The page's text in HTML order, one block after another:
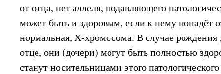
от отца, нет аллеля, подавляющего
может быть и здоровым, если к нему попадёт
нормальная, Х-хромосома. В случае рождения
отце, они (дочери) могут быть полностью
станут носительницами этого